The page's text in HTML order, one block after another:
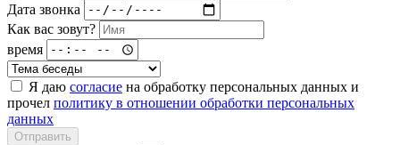
Дата звонка
Как вас зовут?
время
Я даю согласие на обработку персональных данных и
прочел политику в отношении обработки персональных
данных
Отправить